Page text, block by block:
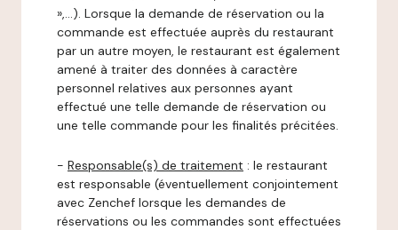
»,…). Lorsque la demande de réservation ou la
commande est effectuée auprès du restaurant
par un autre moyen, le restaurant est également
amené à traiter des données à caractère
personnel relatives aux personnes ayant
effectué une telle demande de réservation ou
une telle commande pour les finalités précitées.
- Responsable(s) de traitement : le restaurant
est responsable (éventuellement conjointement
avec Zenchef lorsque les demandes de
réservations ou les commandes sont effectuées